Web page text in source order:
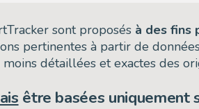
sont proposés à des fins
pertinentes à partir de
détaillées et exactes des
être basées uniquement